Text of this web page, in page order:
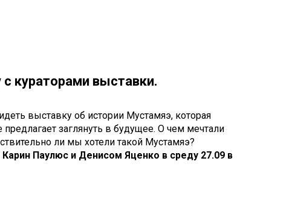
кураторами выставки.
выставку об истории Мустамяэ, которая
заглянуть в будущее. О чем мечтали
ли мы хотели такой Мустамяэ?
Паулюс и Денисом Яценко в среду 27.09 в